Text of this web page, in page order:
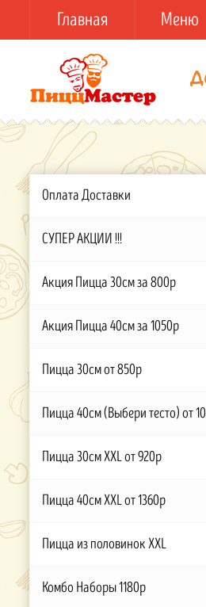
Главная Меню
Оплата Доставки
СУПЕР АКЦИИ !!!
Акция Пицца 30см за 800р
Акция Пицца 40см за 1050р
Пицца 30см от 850р
Пицца 40см (Выбери тесто) от
Пицца 30см XXL от 920р
Пицца 40см XXL от 1360р
Пицца из половинок XXL
Комбо Наборы 1180р